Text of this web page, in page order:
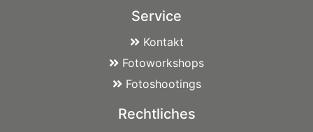
Service
Kontakt
Fotoworkshops
Fotoshootings
Rechtliches